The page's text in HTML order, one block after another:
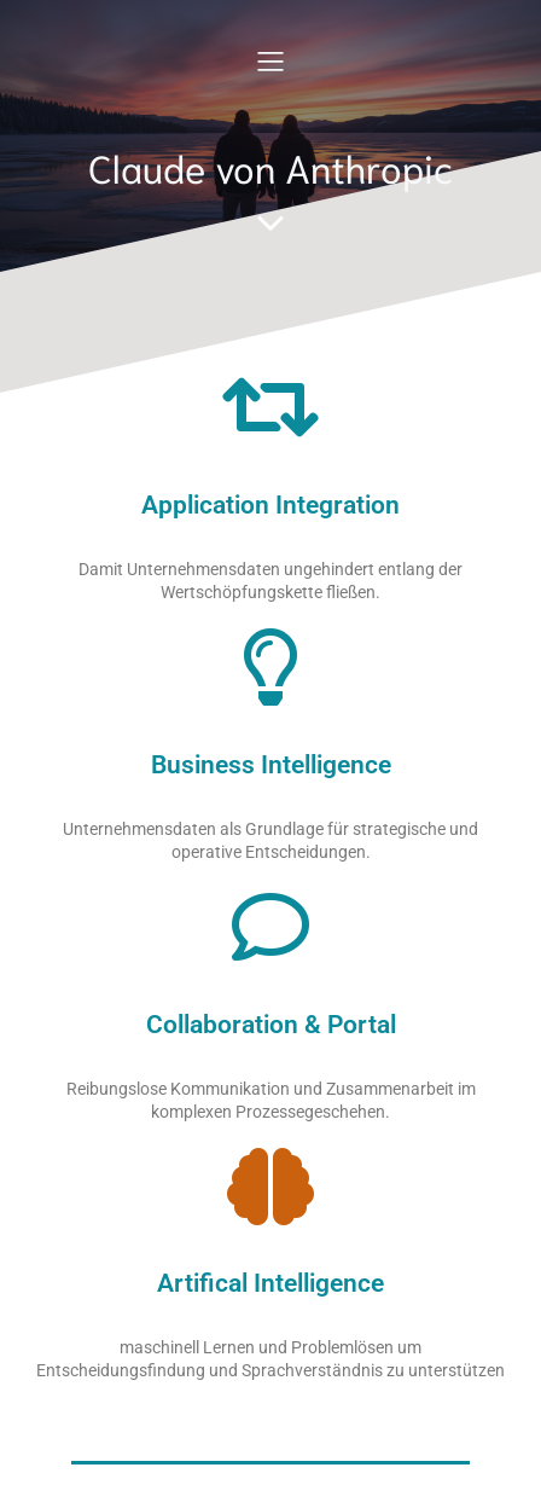
Claude von Anthropic
Application Integration
Damit Unternehmensdaten ungehindert entlang der
Wertschöpfungskette fließen.
Business Intelligence
Unternehmensdaten als Grundlage für strategische und
operative Entscheidungen.
Collaboration & Portal
Reibungslose Kommunikation und Zusammenarbeit im
komplexen Prozessegeschehen.
Artifical Intelligence
maschinell Lernen und Problemlösen um
Entscheidungsfindung und Sprachverständnis zu unterstützen